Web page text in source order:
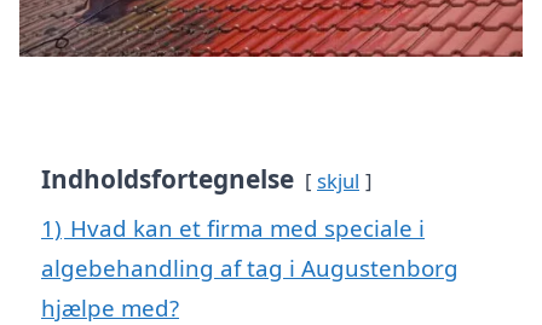
Indholdsfortegnelse skjul
1) Hvad kan et firma med speciale i
algebehandling af tag i Augustenborg
hjælpe med?